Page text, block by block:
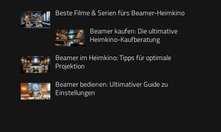
Beste Filme & Serien fürs Beamer-Heimkino
Beamer kaufen: Die ultimative
Heimkino-Kaufberatung
Beamer im Heimkino: Tipps für optimale
Projektion
Beamer bedienen: Ultimativer Guide zu
Einstellungen